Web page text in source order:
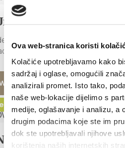
Ova web-stranica koristi
Kolačiće upotrebljavamo kako
sadržaj i oglase, omogućili
analizirali promet. Isto tako,
naše web-lokacije dijelimo s
medije, oglašavanje i analizu, a
drugim podacima koje ste im
dok ste upotrebljavali njihove
korištenja naših internetskih
the Stars
the Stars** August 16, 2024,
Enjoy a magical...
2023 - 1. září 2023